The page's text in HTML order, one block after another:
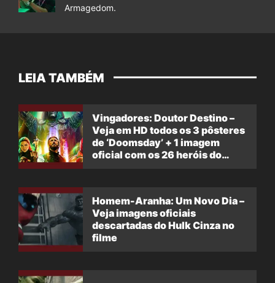
Armagedom.
LEIA TAMBÉM
Vingadores: Doutor Destino –
Veja em HD todos os 3 pôsteres
de ‘Doomsday’ + 1 imagem
oficial com os 26 heróis do
Homem-Aranha: Um Novo Dia –
Veja imagens oficiais
descartadas do Hulk Cinza no
filme